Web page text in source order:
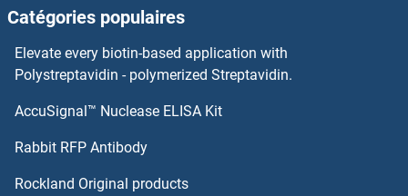
LRRTM4 Kits ELISA
LRRTM3 Kits ELISA
LRRTM1 Kits ELISA
Lunapark Kits ELISA
Catégories populaires
Elevate every biotin-based application with
Polystreptavidin - polymerized Streptavidin.
AccuSignal™ Nuclease ELISA Kit
Rabbit RFP Antibody
Rockland Original products